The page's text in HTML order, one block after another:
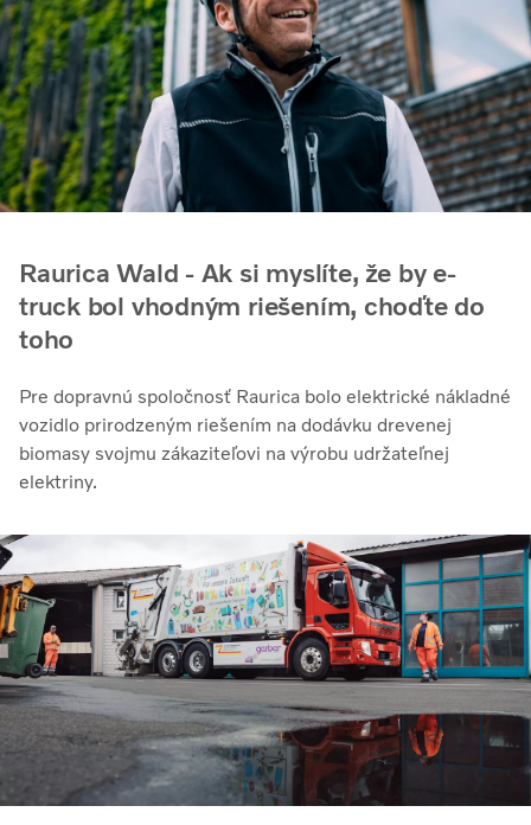
Raurica Wald - Ak si myslíte, že by e-
truck bol vhodným riešením, choďte do
toho
Pre dopravnú spoločnosť Raurica bolo elektrické nákladné
vozidlo prirodzeným riešením na dodávku drevenej
biomasy svojmu zákaziteľovi na výrobu udržateľnej
elektriny.